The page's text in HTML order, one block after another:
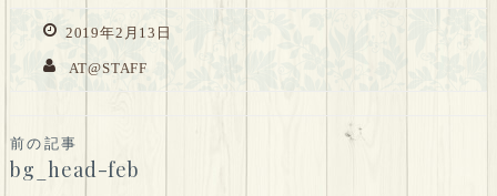
2019年2月13日
AT@STAFF
投
稿
前の記事
bg_head-feb